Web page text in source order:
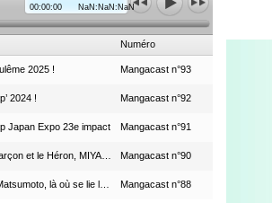
00:00:00
NaN:NaN:NaN
Numéro
2025 ! Mangacast n°93
2024 ! Mangacast n°92
Japan Expo 23e impact Mangacast n°91
Mangacast n°90
Mangacast n°88